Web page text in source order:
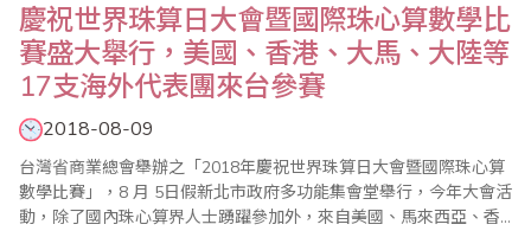
慶祝世界珠算日大會暨國際珠心算數學比
賽盛大舉行，美國、香港、大馬、大陸等
17支海外代表團來台參賽
2018-08-09
台灣省商業總會舉辦之「2018年慶祝世界珠算日大會暨國際珠心算
數學比賽」，8 月 5日假新北市政府多功能集會堂舉行，今年大會活
動，除了國內珠心算界人士踴躍參加外，來自美國、馬來西亞、香